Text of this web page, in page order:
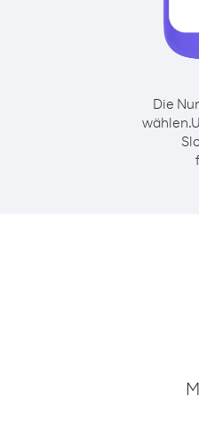
Die
wählen.